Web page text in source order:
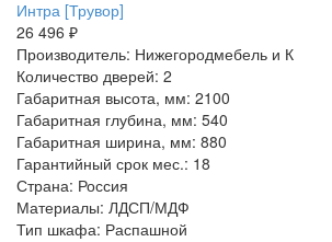
Интра [Трувор]
26 496 ₽
Производитель: Нижегородмебель и К
Количество дверей: 2
Габаритная высота, мм: 2100
Габаритная глубина, мм: 540
Габаритная ширина, мм: 880
Гарантийный срок мес.: 18
Страна: Россия
Материалы: ЛДСП/МДФ
Тип шкафа: Распашной